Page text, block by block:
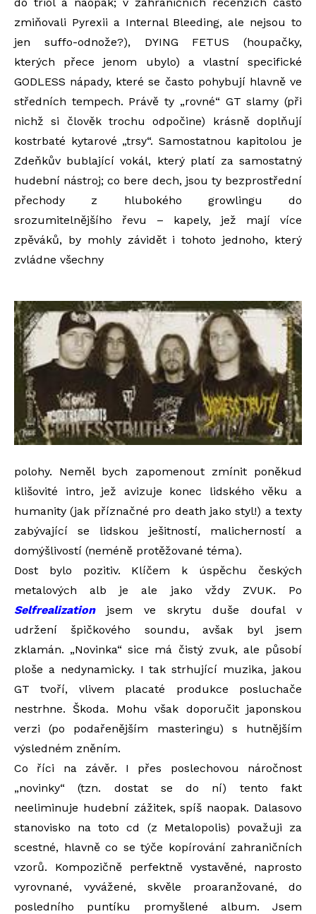
zmiňovali Pyrexii a Internal Bleeding, ale nejsou to
jen suffo-odnože?), DYING FETUS (houpačky,
kterých přece jenom ubylo) a vlastní specifické
GODLESS nápady, které se často pohybují hlavně ve
středních tempech. Právě ty „rovné“ GT slamy (při
nichž si člověk trochu odpočine) krásně doplňují
kostrbaté kytarové „trsy“. Samostatnou kapitolou je
Zdeňkův bublající vokál, který platí za samostatný
hudební nástroj; co bere dech, jsou ty bezprostřední
přechody z hlubokého growlingu do
srozumitelnějšího řevu – kapely, jež mají více
zpěváků, by mohly závidět i tohoto jednoho, který
zvládne všechny
polohy. Neměl bych zapomenout zmínit poněkud
klišovité intro, jež avizuje konec lidského věku a
humanity (jak příznačné pro death jako styl!) a texty
zabývající se lidskou ješitností, malicherností a
domýšlivostí (neméně protěžované téma).
Dost bylo pozitiv. Klíčem k úspěchu českých
metalových alb je ale jako vždy ZVUK. Po
Selfrealizationjsem ve skrytu duše doufal v
udržení špičkového soundu, avšak byl jsem
zklamán. „Novinka“ sice má čistý zvuk, ale působí
ploše a nedynamicky. I tak strhující muzika, jakou
GT tvoří, vlivem placaté produkce posluchače
nestrhne. Škoda. Mohu však doporučit japonskou
verzi (po podařenějším masteringu) s hutnějším
výsledném zněním.
Co říci na závěr. I přes poslechovou náročnost
„novinky“ (tzn. dostat se do ní) tento fakt
neeliminuje hudební zážitek, spíš naopak. Dalasovo
stanovisko na toto cd (z Metalopolis) považuji za
scestné, hlavně co se týče kopírování zahraničních
vzorů. Kompozičně perfektně vystavěné, naprosto
vyrovnané, vyvážené, skvěle proaranžované, do
posledního puntíku promyšlené album. Jsem